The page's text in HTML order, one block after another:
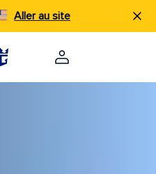
Aller au site